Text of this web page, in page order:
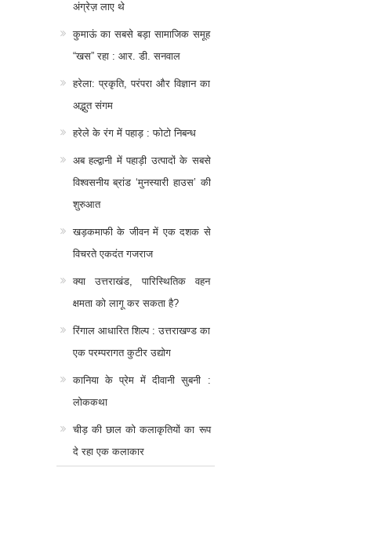
अंग्रेज़ लाए थे
कुमाऊं का सबसे बड़ा सामाजिक समूह
“खस” रहा : आर. डी. सनवाल
हरेला: प्रकृति, परंपरा और विज्ञान का
अद्भुत संगम
हरेले के रंग में पहाड़ : फोटो निबन्ध
अब हल्द्वानी में पहाड़ी उत्पादों के सबसे
विश्वसनीय ब्रांड ‘मुनस्यारी हाउस’ की
शुरुआत
खड़कमाफी के जीवन में एक दशक से
विचरते एकदंत गजराज
क्या उत्तराखंड, पारिस्थितिक वहन
क्षमता को लागू कर सकता है?
रिंगाल आधारित शिल्प : उत्तराखण्ड का
एक परम्परागत कुटीर उद्योग
कानिया के प्रेम में दीवानी सुबनी :
लोककथा
चीड़ की छाल को कलाकृतियों का रूप
दे रहा एक कलाकार